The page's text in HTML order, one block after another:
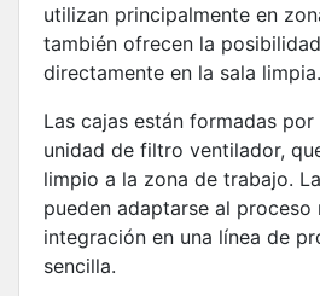
utilizan principalmente en
también ofrecen la
directamente en la sala limpia.
Las cajas están formadas
unidad de filtro ventilador,
limpio a la zona de trabajo.
pueden adaptarse al proceso
integración en una línea de
sencilla.